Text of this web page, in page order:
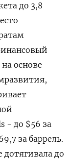
до 3,8
основе
- до $56 за
за баррель.
дотягивала до